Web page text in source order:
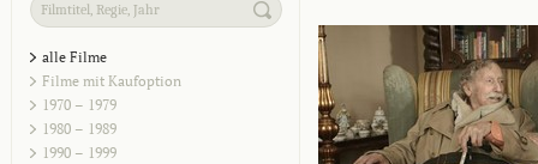
alle Filme
Filme mit Kaufoption
1970 – 1979
1980 – 1989
1990 – 1999